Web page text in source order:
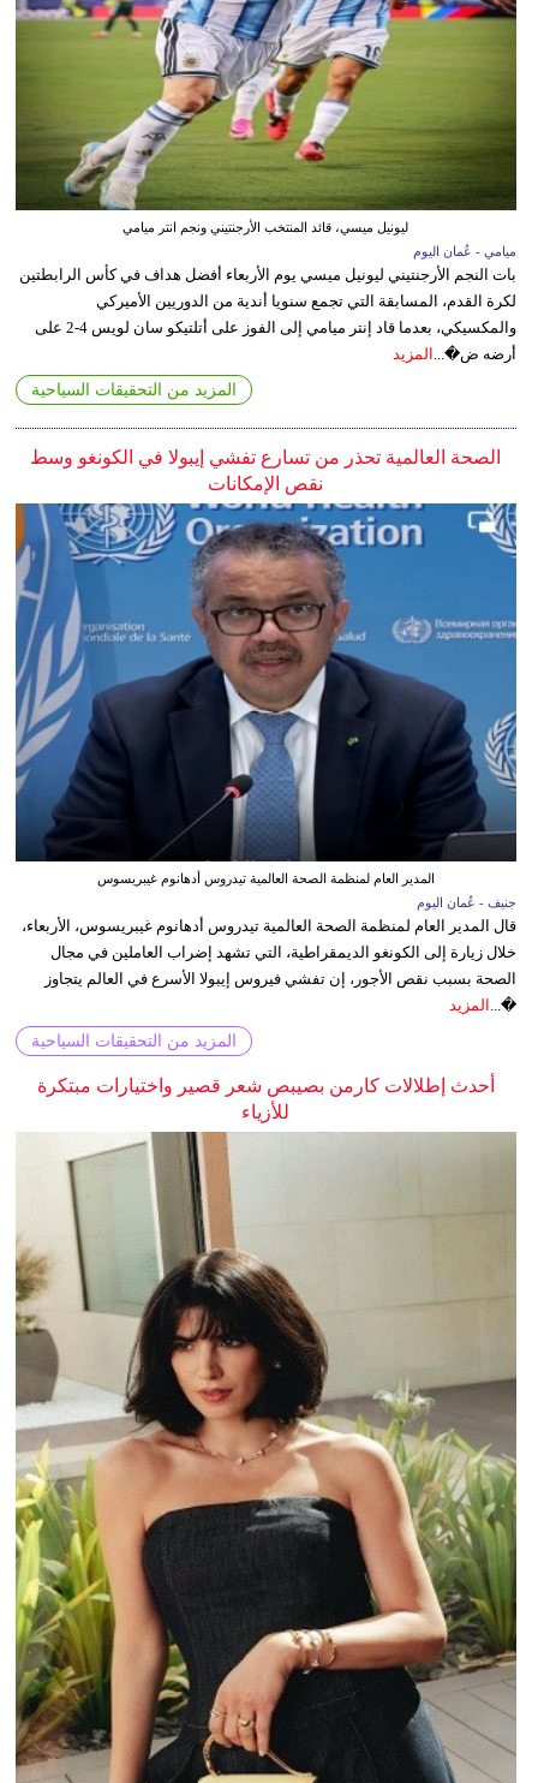
ليونيل ميسي، قائد المنتخب الأرجنتيني ونجم انتر ميامي
ميامي - عُمان اليوم
بات النجم الأرجنتيني ليونيل ميسي يوم الأربعاء أفضل هداف في كأس الرابطتين
لكرة القدم، المسابقة التي تجمع سنويا أندية من الدوريين الأميركي
والمكسيكي، بعدما قاد إنتر ميامي إلى الفوز على أتلتيكو سان لويس 4-2 على
أرضه ض�...
المزيد
المزيد من التحقيقات السياحية
الصحة العالمية تحذر من تسارع تفشي إيبولا في الكونغو وسط
نقص الإمكانات
المدير العام لمنظمة الصحة العالمية تيدروس أدهانوم غيبريسوس
جنيف - عُمان اليوم
قال المدير العام لمنظمة الصحة العالمية تيدروس أدهانوم غيبريسوس، الأربعاء،
خلال زيارة إلى الكونغو الديمقراطية، التي تشهد إضراب العاملين في مجال
الصحة بسبب نقص الأجور، إن تفشي فيروس إيبولا الأسرع في العالم يتجاوز
�... المزيد
المزيد من التحقيقات السياحية
أحدث إطلالات كارمن بصيبص شعر قصير واختيارات مبتكرة
للأزياء